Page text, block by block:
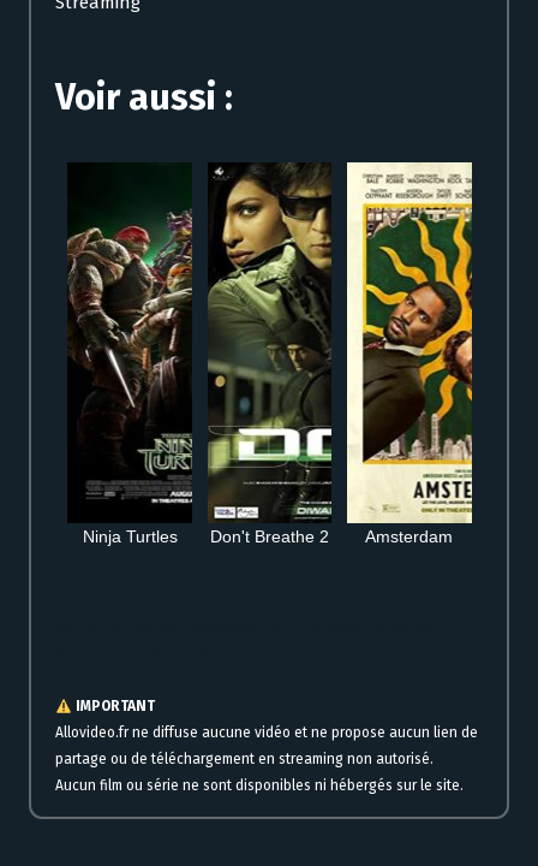
Voir aussi :
Ninja Turtles Don't Breathe 2 Amsterdam
IMPORTANT
Allovideo.fr ne diffuse aucune vidéo et ne propose aucun lien de
partage ou de téléchargement en streaming non autorisé.
Aucun film ou série ne sont disponibles ni hébergés sur le site.